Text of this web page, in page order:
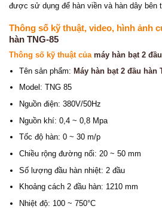
được sử dụng để hàn viền và hàn dây bên
Thông số kỹ thuật, video, hình ảnh
hàn TNG-85
Thông số kỹ thuật của máy hàn bạt 2
Tên sản phẩm: Máy hàn bạt 2 đầu hàn
Model: TNG 85
Nguồn điện: 380V/50Hz
Nguồn khí: 0,4 ~ 0,8 Mpa
Tốc độ hàn: 0 ~ 30 m/p
Chiều rộng đường nối: 20 ~ 50 mm
Số lượng đầu hàn nhiệt: 2 đầu
Khoảng cách 2 đầu hàn: 1210 mm
Nhiệt độ: 100 ~ 750°C